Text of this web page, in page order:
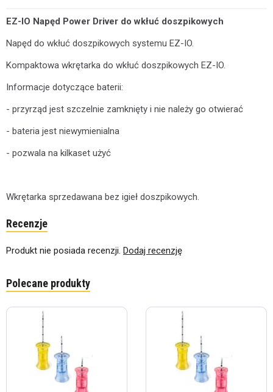
EZ-IO Napęd Power Driver do wkłuć doszpikowych
Napęd do wkłuć doszpikowych systemu EZ-IO.
Kompaktowa wkrętarka do wkłuć doszpikowych EZ-IO.
Informacje dotyczące baterii:
- przyrząd jest szczelnie zamknięty i nie należy go otwierać
- bateria jest niewymienialna
- pozwala na kilkaset użyć
Wkrętarka sprzedawana bez igieł doszpikowych.
Recenzje
Produkt nie posiada recenzji. Dodaj recenzję
Polecane produkty